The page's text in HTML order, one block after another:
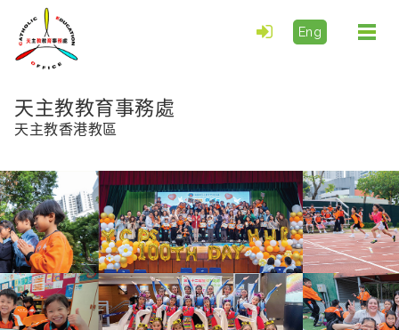
Eng
天主教教育事務處
天主教香港教區